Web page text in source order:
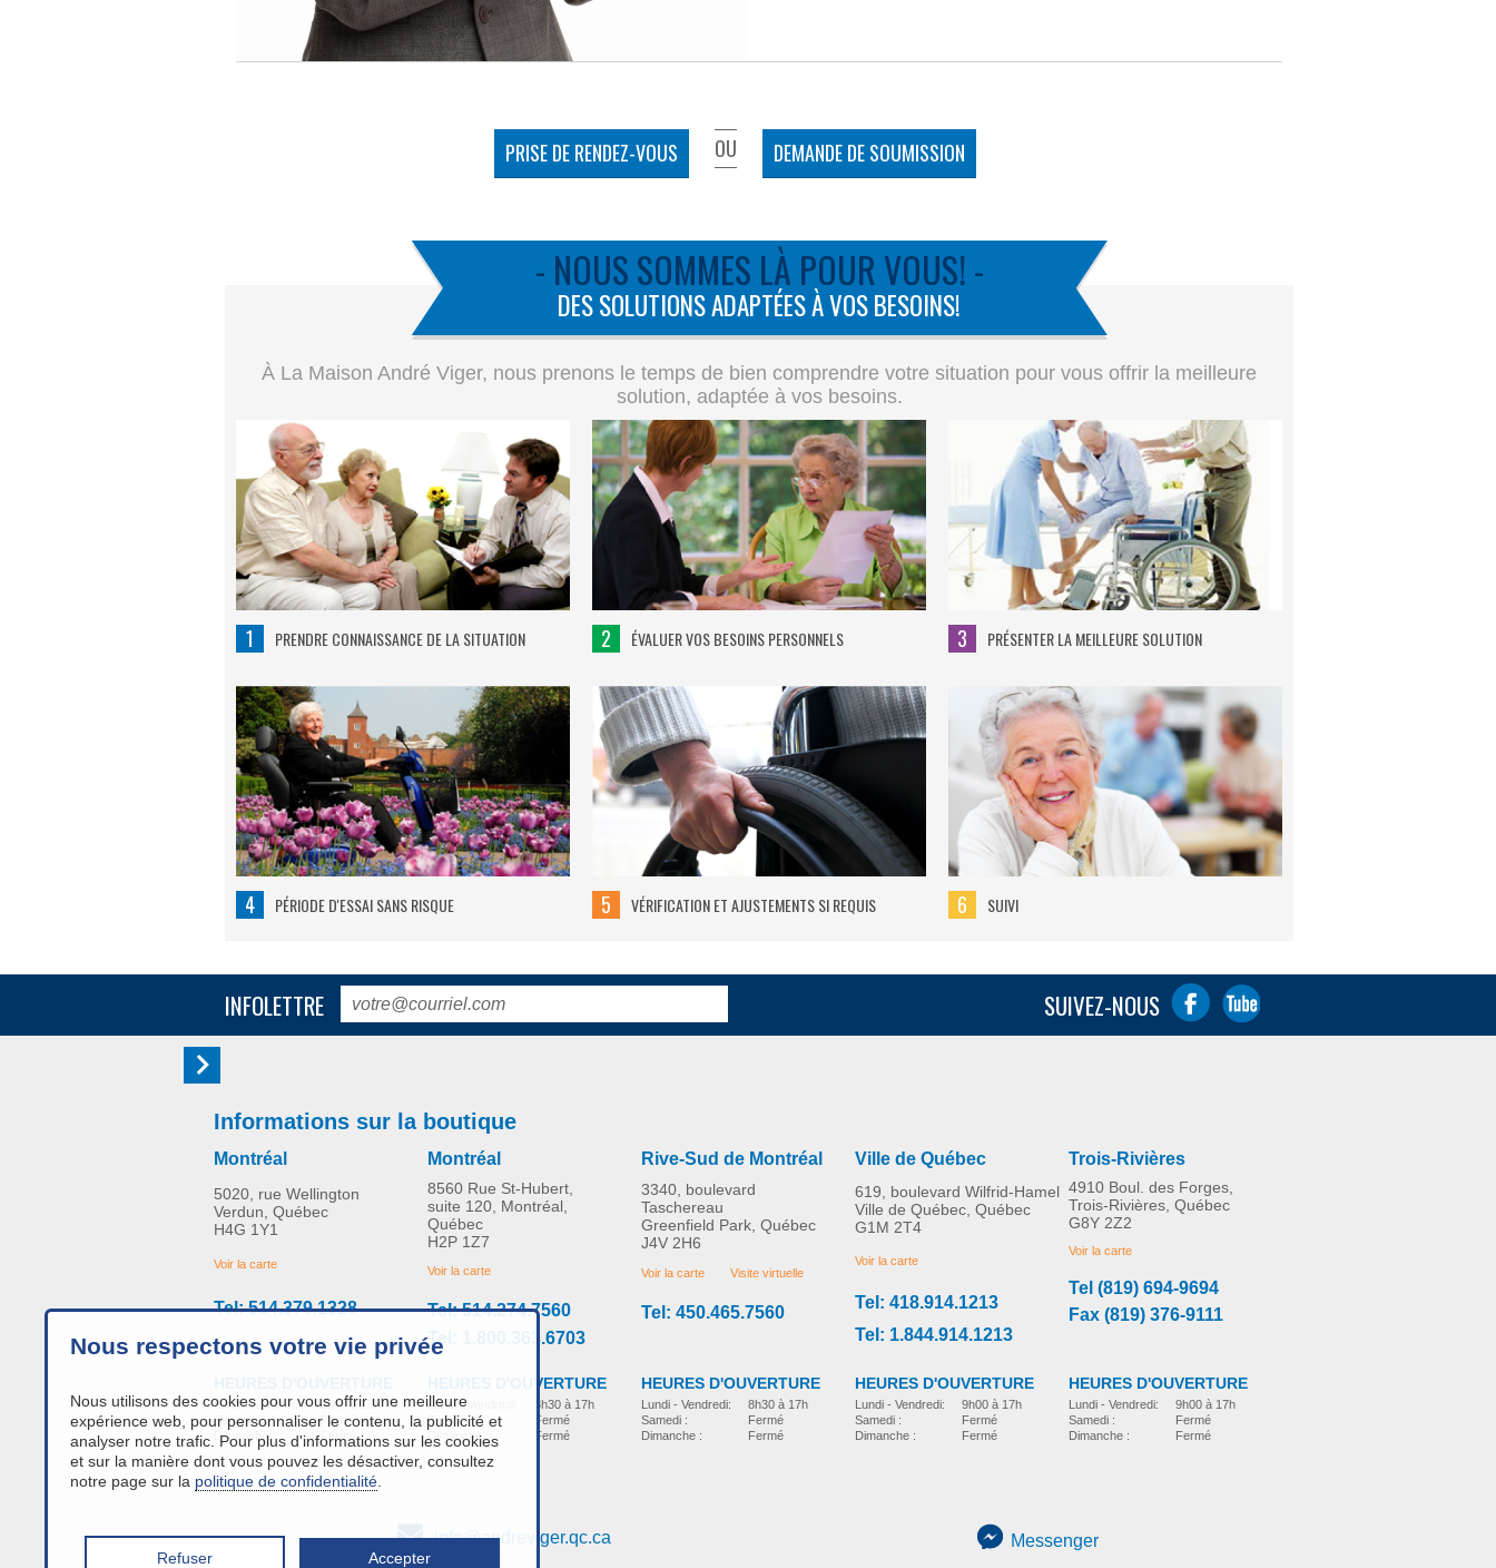
Nous respectons votre vie privée
Nous utilisons des cookies pour vous offrir une meilleure
expérience web, pour personnaliser le contenu, la publicité et
analyser notre trafic. Pour plus d'informations sur les cookies
et sur la manière dont vous pouvez les désactiver, consultez
notre page sur la politique de confidentialité.
Refuser Accepter
PRISE DE RENDEZ-VOUS OU DEMANDE DE SOUMISSION
- NOUS SOMMES LÀ POUR VOUS! -
DES SOLUTIONS ADAPTÉES À VOS BESOINS!
À La Maison André Viger, nous prenons le temps de bien comprendre votre situation pour vous offrir la meilleure
solution, adaptée à vos besoins.
1 PRENDRE CONNAISSANCE DE LA SITUATION 2 ÉVALUER VOS BESOINS PERSONNELS 3 PRÉSENTER LA MEILLEURE SOLUTION
4 PÉRIODE D'ESSAI SANS RISQUE 5 VÉRIFICATION ET AJUSTEMENTS SI REQUIS 6 SUIVI
INFOLETTRE SUIVEZ-NOUS
Informations sur la boutique
Montréal
5020, rue Wellington
Verdun, Québec
H4G 1Y1
Voir la carte
Tel: 514.379.1328
Lundi - Vendredi:
Samedi :
Dimanche :
9h00 à 16h
Fermé
Montréal
8560 Rue St-Hubert,
suite 120, Montréal,
Québec
H2P 1Z7
Voir la carte
Tel: 514.274.7560
Tel: 1.800.363.6703
HEURES D'OUVERTURE
Lundi - Vendredi:
Samedi :
Dimanche :
8h30 à 17h
Fermé
Fermé
Rive-Sud de Montréal
3340, boulevard
Taschereau
Greenfield Park, Québec
J4V 2H6
Voir la carte Visite virtuelle
Tel: 450.465.7560
HEURES D'OUVERTURE
Lundi - Vendredi:
Samedi :
Dimanche :
8h30 à 17h
Fermé
Fermé
Ville de Québec
619, boulevard Wilfrid-Hamel
Ville de Québec, Québec
G1M 2T4
Voir la carte
Tel: 418.914.1213
Tel: 1.844.914.1213
HEURES D'OUVERTURE
Lundi - Vendredi:
Samedi :
Dimanche :
9h00 à 17h
Fermé
Fermé
Trois-Rivières
4910 Boul. des Forges,
Trois-Rivières, Québec
G8Y 2Z2
Voir la carte
Tel (819) 694-9694
Fax (819) 376-9111
HEURES D'OUVERTURE
Lundi - Vendredi:
Samedi :
Dimanche :
9h00 à 17h
Fermé
Fermé
info@andreviger.qc.ca Messenger